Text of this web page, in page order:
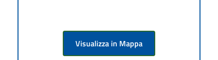
Visualizza in Mappa